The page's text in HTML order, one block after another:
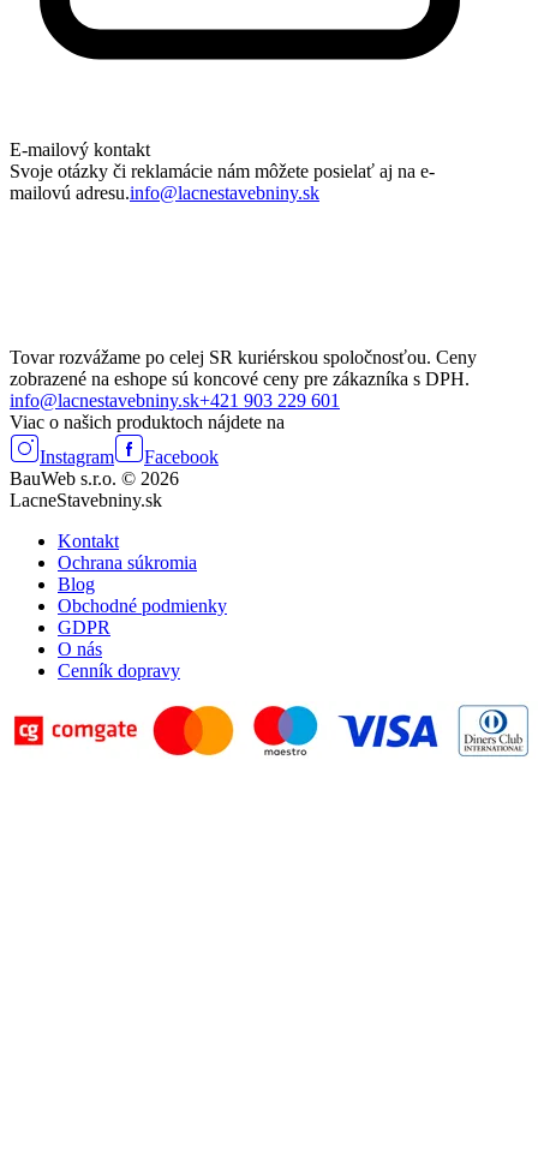
E-mailový kontakt
Svoje otázky či reklamácie nám môžete posielať aj na e-
mailovú adresu.info@lacnestavebniny.sk
Tovar rozvážame po celej SR kuriérskou spoločnosťou. Ceny
zobrazené na eshope sú koncové ceny pre zákazníka s DPH.
info@lacnestavebniny.sk+421 903 229 601
Viac o našich produktoch nájdete na
Instagram
Facebook
BauWeb s.r.o. © 2026
LacneStavebniny.sk
Kontakt
Ochrana súkromia
Blog
Obchodné podmienky
GDPR
O nás
Cenník dopravy